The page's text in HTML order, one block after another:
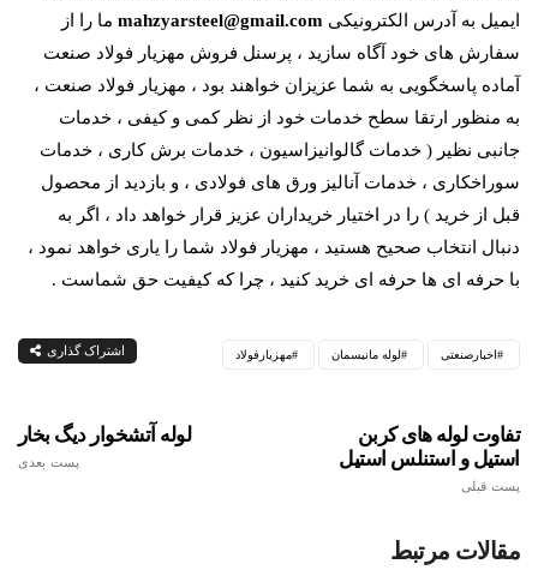
ایمیل به آدرس الکترونیکی mahzyarsteel@gmail.com ما را از
سفارش های خود آگاه سازید ، پرسنل فروش مهزیار فولاد صنعت
آماده پاسخگویی به شما عزیزان خواهند بود ، مهزیار فولاد صنعت ،
به منظور ارتقا سطح خدمات خود از نظر کمی و کیفی ، خدمات
جانبی نظیر ( خدمات گالوانیزاسیون ، خدمات برش کاری ، خدمات
سوراخکاری ، خدمات آنالیز ورق های فولادی ، و بازدید از محصول
قبل از خرید ) را در اختیار خریداران عزیز قرار خواهد داد ، اگر به
دنبال انتخاب صحیح هستید ، مهزیار فولاد شما را یاری خواهد نمود ،
با حرفه ای ها حرفه ای خرید کنید ، چرا که کیفیت حق شماست .
اخبارصنعتی لوله مانیسمان مهزیارفولاد اشتراک گذاری
لوله آتشخوار دیگ بخار
پست بعدی
تفاوت لوله های کربن
استیل و استنلس استیل
پست قبلی
مقالات مرتبط